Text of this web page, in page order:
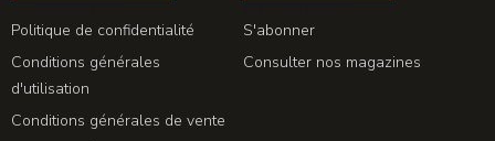
Politique de confidentialité
Conditions générales
d'utilisation
Conditions générales de vente
S'abonner
Consulter nos magazines